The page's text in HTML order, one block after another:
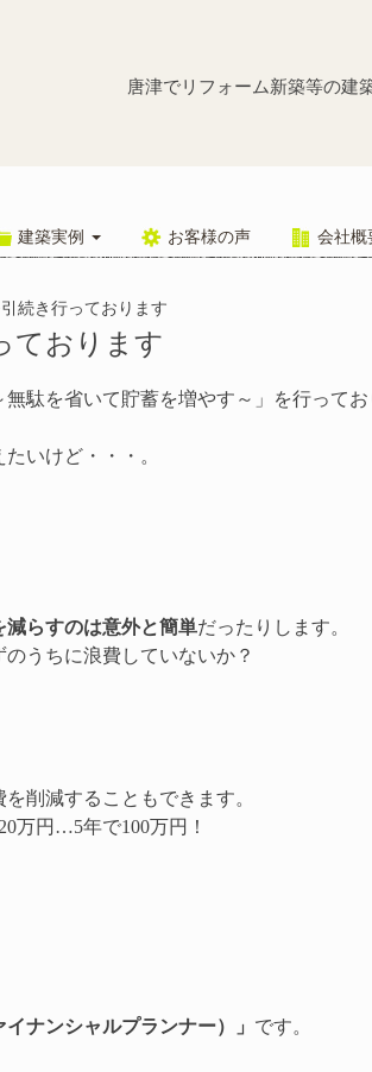
唐津でリフォーム新築等の建
建築実例 お客様の声 会社概
続き行っております
ております
駄を省いて貯蓄を増やす～」を行ってお
いけど・・・。
減らすのは意外と簡単だったりします。
うちに浪費していないか？
削減することもできます。
万円…5年で100万円！
イナンシャルプランナー）」 です。